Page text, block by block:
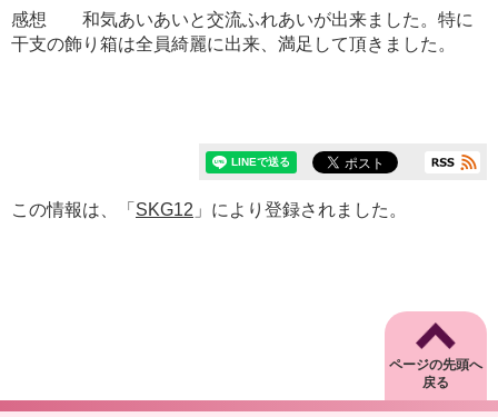
感想 和気あいあいと交流ふれあいが出来ました。特に
干支の飾り箱は全員綺麗に出来、満足して頂きました。
この情報は、「 SKG12 」により登録されました。
ページの先頭へ
戻る